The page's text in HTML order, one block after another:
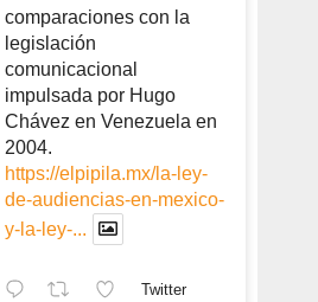
comparaciones con la
legislación
comunicacional
impulsada por Hugo
Chávez en Venezuela en
2004.
https://elpipila.mx/la-ley-
de-audiencias-en-mexico-
y-la-ley-...
Twitter